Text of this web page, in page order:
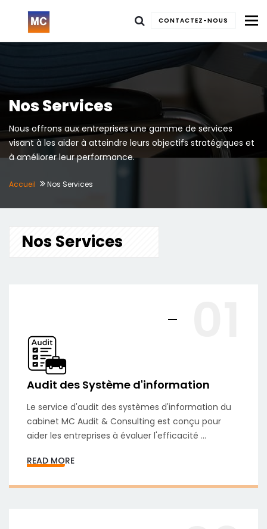
CONTACTEZ-NOUS
Nos Services
Nous offrons aux entreprises une gamme de services
visant à les aider à atteindre leurs objectifs stratégiques et
à améliorer leur performance.
Accueil Nos Services
Nos Services
Audit des Système d'information
Le service d'audit des systèmes d'information du
cabinet MC Audit & Consulting est conçu pour
aider les entreprises à évaluer l'efficacité ...
READ MORE